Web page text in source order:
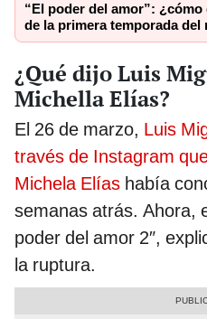
“El poder del amor”:
de la primera temporada del
¿Qué dijo Luis
Michella Elías?
El 26 de marzo, Luis
través de Instagram
Michela Elías había
semanas atrás. Ahora,
poder del amor 2″,
la ruptura.